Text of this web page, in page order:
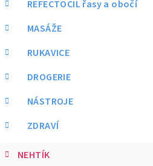
REFECTOCIL řasy a obočí
MASÁŽE
RUKAVICE
DROGERIE
NÁSTROJE
ZDRAVÍ
NEHTÍK